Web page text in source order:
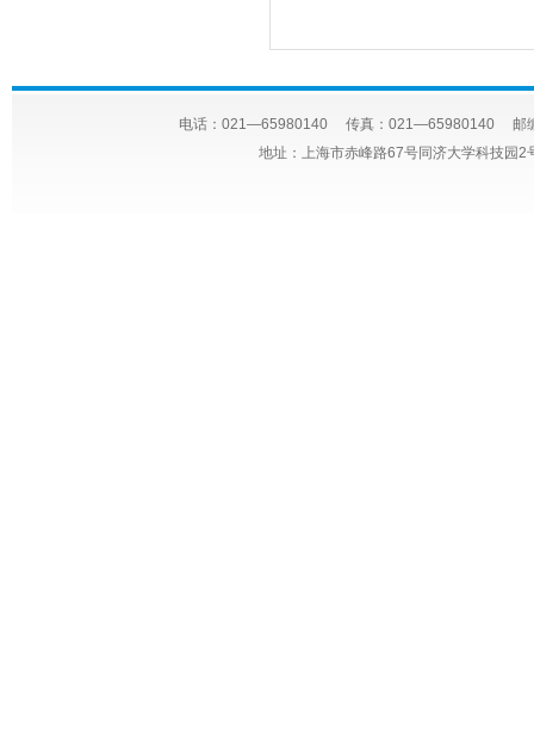
电话：021—65980140 传真：021—65980140 邮
地址：上海市赤峰路67号同济大学科技